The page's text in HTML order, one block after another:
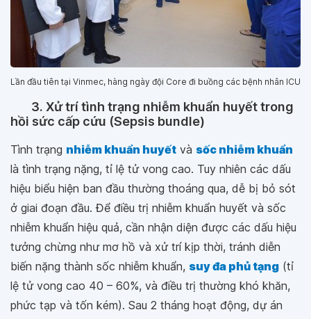
Lần đầu tiên tại Vinmec, hàng ngày đội Core đi buồng các bệnh nhân ICU
3. Xử trí tình trạng nhiễm khuẩn huyết trong
hồi sức cấp cứu (Sepsis bundle)
Tình trạng nhiễm khuẩn huyết và sốc nhiễm khuẩn
là tình trạng nặng, tỉ lệ tử vong cao. Tuy nhiên các dấu
hiệu biểu hiện ban đầu thường thoáng qua, dễ bị bỏ sót
ở giai đoạn đầu. Để điều trị nhiễm khuẩn huyết và sốc
nhiễm khuẩn hiệu quả, cần nhận diện được các dấu hiệu
tưởng chừng như mơ hồ và xử trí kịp thời, tránh diễn
biến nặng thành sốc nhiễm khuẩn, suy đa phủ tạng (tỉ
lệ tử vong cao 40 – 60%, và điều trị thường khó khăn,
phức tạp và tốn kém). Sau 2 tháng hoạt động, dự án